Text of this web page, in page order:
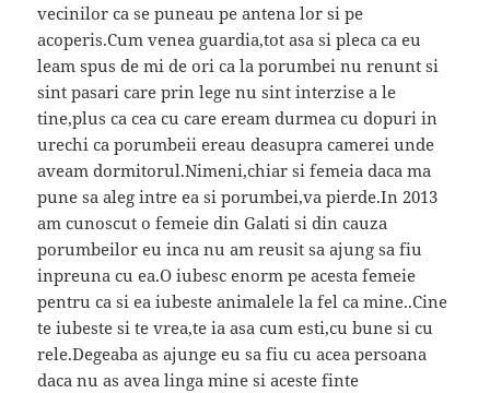
vecinilor ca se puneau pe antena lor si pe
acoperis.Cum venea guardia,tot asa si pleca ca eu
leam spus de mi de ori ca la porumbei nu renunt si
sint pasari care prin lege nu sint interzise a le
tine,plus ca cea cu care eream durmea cu dopuri in
urechi ca porumbeii ereau deasupra camerei unde
aveam dormitorul.Nimeni,chiar si femeia daca ma
pune sa aleg intre ea si porumbei,va pierde.In 2013
am cunoscut o femeie din Galati si din cauza
porumbeilor eu inca nu am reusit sa ajung sa fiu
inpreuna cu ea.O iubesc enorm pe acesta femeie
pentru ca si ea iubeste animalele la fel ca mine..Cine
te iubeste si te vrea,te ia asa cum esti,cu bune si cu
rele.Degeaba as ajunge eu sa fiu cu acea persoana
daca nu as avea linga mine si aceste finte